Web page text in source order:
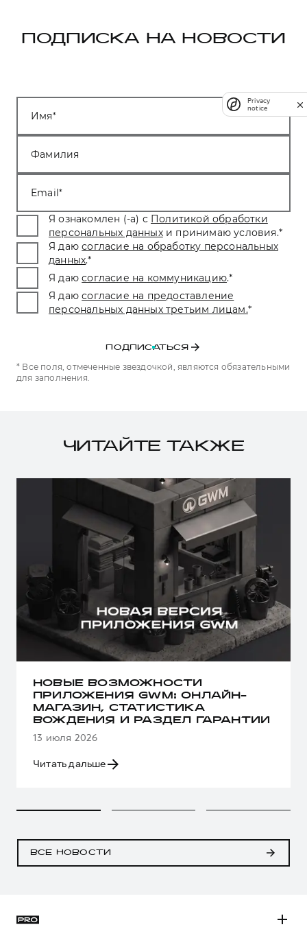
ПОДПИСКА НА НОВОСТИ
Имя
Фамилия
Email
Я ознакомлен (-а) с Политикой обработки
персональных данных и принимаю условия.*
Я даю согласие на обработку персональных
данных.*
Я даю согласие на коммуникацию.*
Я даю согласие на предоставление
персональных данных третьим лицам.*
ПОДПИСАТЬСЯ
* Все поля, отмеченные звездочкой, являются обязательными
для заполнения.
ЧИТАЙТЕ ТАКЖЕ
НОВЫЕ ВОЗМОЖНОСТИ
ПРИЛОЖЕНИЯ GWM: ОНЛАЙН-
МАГАЗИН, СТАТИСТИКА
ВОЖДЕНИЯ И РАЗДЕЛ ГАРАНТИИ
13 июля 2026
Читать дальше
ВСЕ НОВОСТИ
Privacy
notice